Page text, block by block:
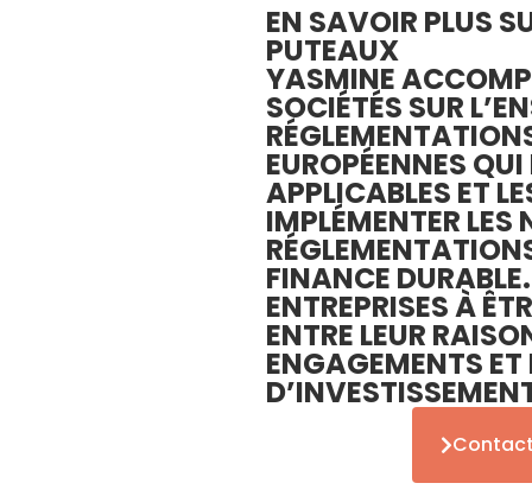
EN SAVOIR PLUS
PUTEAUX
YASMINE
SOCIÉTÉS SUR
EUROPÉENNES
APPLICABLES ET
IMPLÉMENTER LES
FINANCE
ENTREPRISES À
ENTRE LEUR
ENGAGEMENTS ET